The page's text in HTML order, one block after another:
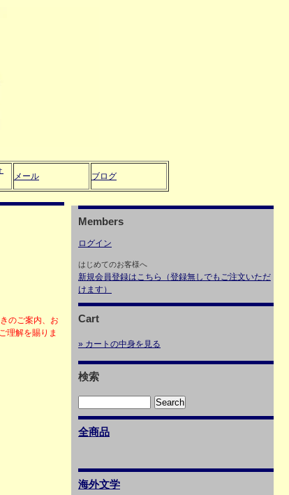
メール ブログ
のご案内、お
理解を賜りま
Members
ログイン
はじめてのお客様へ
新規会員登録はこちら（登録無しでもご注文いただ
けます）
Cart
» カートの中身を見る
検索
全商品
海外文学